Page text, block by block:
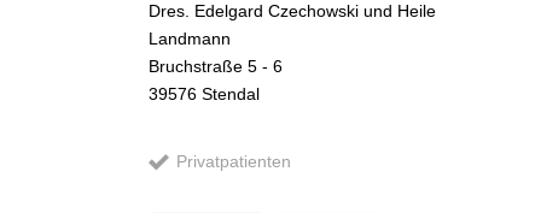
Dres. Edelgard Czechowski und Heile
Landmann
Bruchstraße 5 - 6
39576 Stendal
Privatpatienten